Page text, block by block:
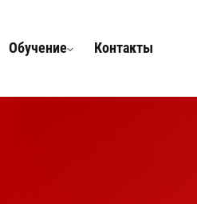
Обучение Контакты